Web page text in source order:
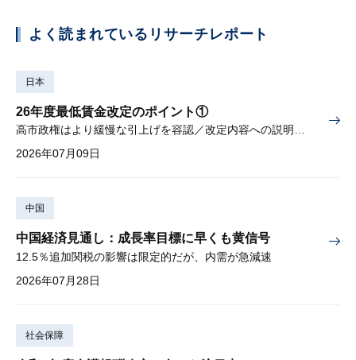
よく読まれているリサーチレポート
日本
26年度最低賃金改定のポイント①
高市政権はより緩慢な引上げを容認／改定内容への説明責任が焦点
2026年07月09日
中国
中国経済見通し：成長率目標に早くも黄信号
12.5％追加関税の影響は限定的だが、内需が急減速
2026年07月28日
社会保障